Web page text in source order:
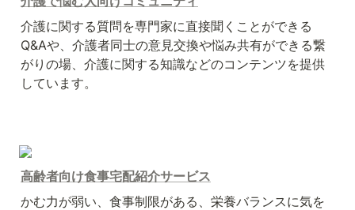
介護に関する質問を専門家に直接聞くことができる
Q&Aや、介護者同士の意見交換や悩み共有ができる繋
がりの場、介護に関する知識などのコンテンツを提供
しています。
高齢者向け食事宅配紹介サービス
かむ力が弱い、食事制限がある、栄養バランスに気を